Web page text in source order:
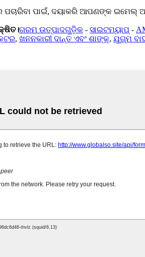
ପାଇଁ, ଦୟାକରି ଆପଣଙ୍କ ଇମେଲ୍
ଗରମ ଉତ୍ପାଦଗୁଡ଼ିକ - ସାଇଟମ୍ୟାପ୍ -
, ଖନନକାରୀ ଦାନ୍ତ ଏବଂ ଶାଙ୍କ୍, ଯୁଗ୍ମ